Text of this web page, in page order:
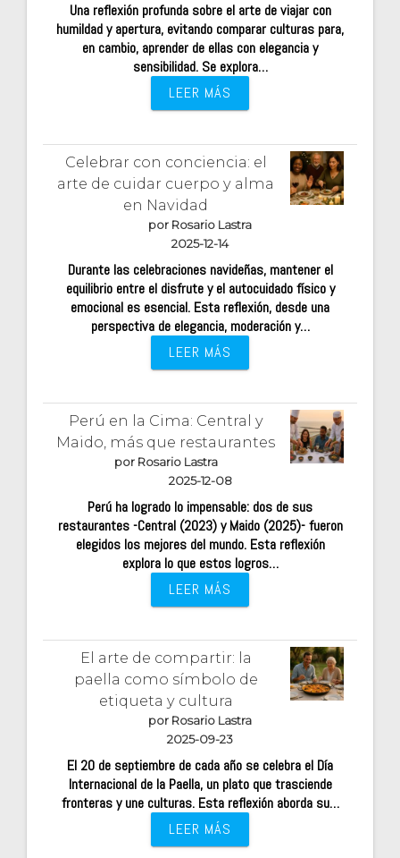
Una reflexión profunda sobre el arte de viajar con
humildad y apertura, evitando comparar culturas para,
en cambio, aprender de ellas con elegancia y
sensibilidad. Se explora…
LEER MÁS
Celebrar con conciencia: el
arte de cuidar cuerpo y alma
en Navidad
por Rosario Lastra
2025-12-14
Durante las celebraciones navideñas, mantener el
equilibrio entre el disfrute y el autocuidado físico y
emocional es esencial. Esta reflexión, desde una
perspectiva de elegancia, moderación y…
LEER MÁS
Perú en la Cima: Central y
Maido, más que restaurantes
por Rosario Lastra
2025-12-08
Perú ha logrado lo impensable: dos de sus
restaurantes -Central (2023) y Maido (2025)- fueron
elegidos los mejores del mundo. Esta reflexión
explora lo que estos logros…
LEER MÁS
El arte de compartir: la
paella como símbolo de
etiqueta y cultura
por Rosario Lastra
2025-09-23
El 20 de septiembre de cada año se celebra el Día
Internacional de la Paella, un plato que trasciende
fronteras y une culturas. Esta reflexión aborda su…
LEER MÁS